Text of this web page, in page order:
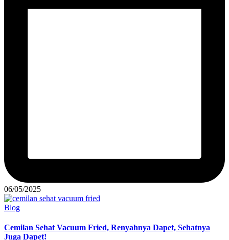
06/05/2025
Posted
Blog
Cemilan Sehat Vacuum Fried, Renyahnya Dapet, Sehatnya
Juga Dapet!